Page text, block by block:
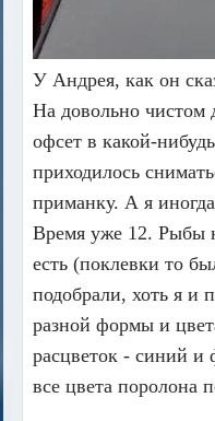
У Андрея, как он
На довольно чистом
офсет в какой-
приходилось
приманку. А я
Время уже 12. Рыбы
есть (поклевки то
подобрали, хоть я и
разной формы и
расцветок - синий и
все цвета поролона